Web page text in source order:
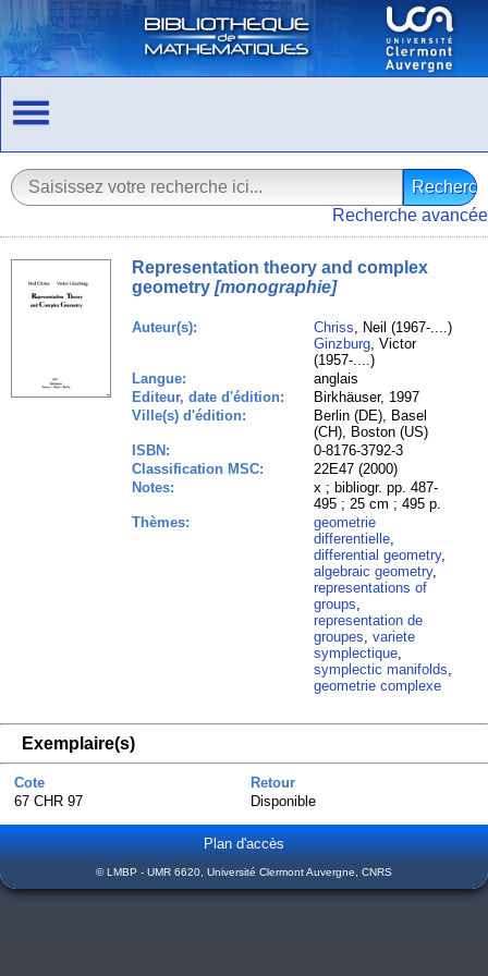
Recherche avancée
Representation theory and complex
geometry [monographie]
Auteur(s): Chriss, Neil (1967-....)
Ginzburg, Victor
(1957-....)
Langue:
anglais
Editeur, date d'édition:
Birkhäuser, 1997
Ville(s) d'édition:
Berlin (DE), Basel
(CH), Boston (US)
ISBN:
0-8176-3792-3
Classification MSC:
22E47 (2000)
Notes:
x ; bibliogr. pp. 487-
495 ; 25 cm ; 495 p.
Thèmes:
geometrie
differentielle,
differential geometry,
algebraic geometry,
representations of
groups,
representation de
groupes,variete
symplectique,
symplectic manifolds,
geometrie complexe
Exemplaire(s)
Cote
Retour
67 CHR 97
Disponible
Plan d'accès
© LMBP - UMR 6620, Université Clermont Auvergne, CNRS